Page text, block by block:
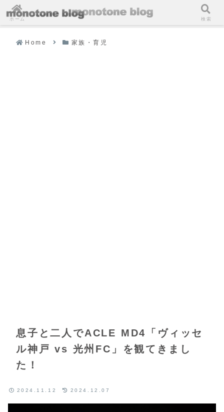
Home 家族・育児
息子と二人でACLE MD4「ヴィッセ
ル神戸 vs 光州FC」を観てきまし
た！
2024.11.12 2024.12.07
ホーム 検索